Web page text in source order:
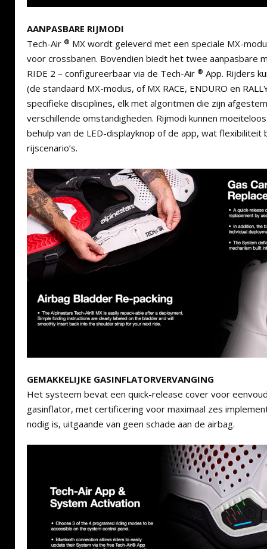
AANPASBARE RIJMODI
Tech-Air ® MX wordt geleverd met een speciale MX-
voor crossbanen. Bovendien biedt het twee aanpasbare
RIDE 2 – configureerbaar via de Tech-Air ® App. Rijders
(de standaard MX-modus, of MX RACE, ENDURO en
specifieke disciplines, elk met algoritmen die zijn
verschillende omstandigheden. Rijmodi kunnen
behulp van de LED-displayknop of de app, wat flexibiliteit
rijscenario’s.
GEMAKKELIJKE GASINFLATORVERVANGING
Het systeem bevat een quick-release cover voor
gasinflator, met certificering voor maximaal zes
nodig is, uitgaande van geen schade aan de airbag.